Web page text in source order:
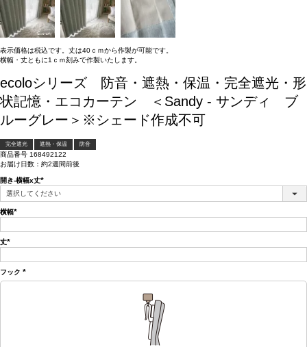
表示価格は税込です。丈は40ｃｍから作製が可能です。
横幅・丈ともに1ｃｍ刻みで作製いたします。
ecoloシリーズ 防音・遮熱・保温・完全遮光・形
状記憶・エコカーテン ＜Sandy - サンディ ブ
ルーグレー＞※シェード作成不可
完全遮光 遮熱・保温 防音
商品番号 168492122
お届け日数：約2週間前後
開き-横幅x丈
(必
須)
横幅
須)
丈
須)
フック
(必